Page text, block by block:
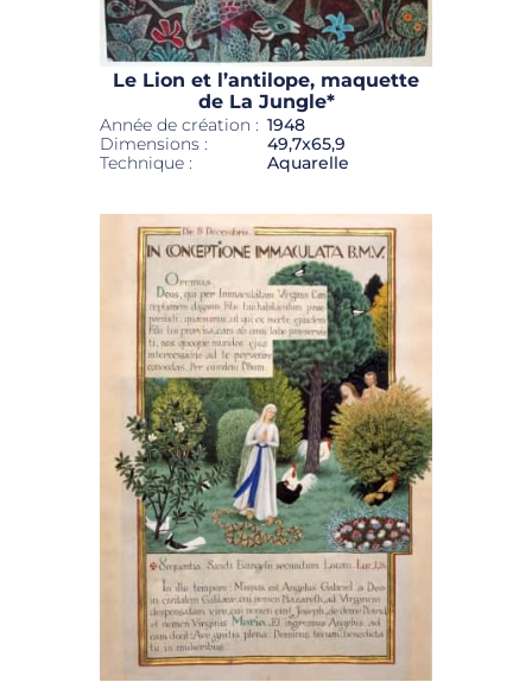
Le Lion et l’antilope, maquette
de La Jungle*
Année de création : 1948
Dimensions :
49,7x65,9
Technique :
Aquarelle